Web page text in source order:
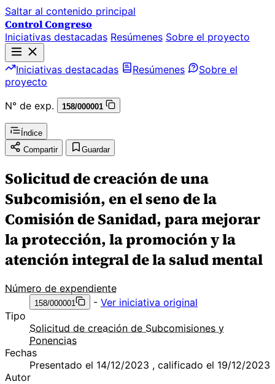
Saltar al contenido principal
Control Congreso
Iniciativas destacadas Resúmenes Sobre el proyecto
Iniciativas destacadas Resúmenes
Sobre el
proyecto
N° de exp.
158/000001
Índice
Compartir
Guardar
Solicitud de creación de una
Subcomisión, en el seno de la
Comisión de Sanidad, para mejorar
la protección, la promoción y la
atención integral de la salud mental
Número de expendiente
158/000001 - Ver iniciativa original
Tipo
Solicitud de creación de Subcomisiones y
Ponencias
Fechas
Presentado el 14/12/2023 , calificado el 19/12/2023
Autor